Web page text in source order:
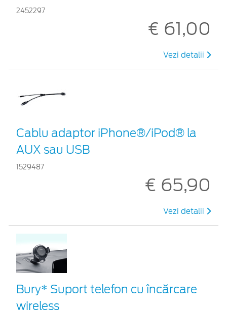
2452297
€ 61,00
Vezi detalii
Cablu adaptor iPhone®/iPod® la
AUX sau USB
1529487
€ 65,90
Vezi detalii
Bury* Suport telefon cu încărcare
wireless